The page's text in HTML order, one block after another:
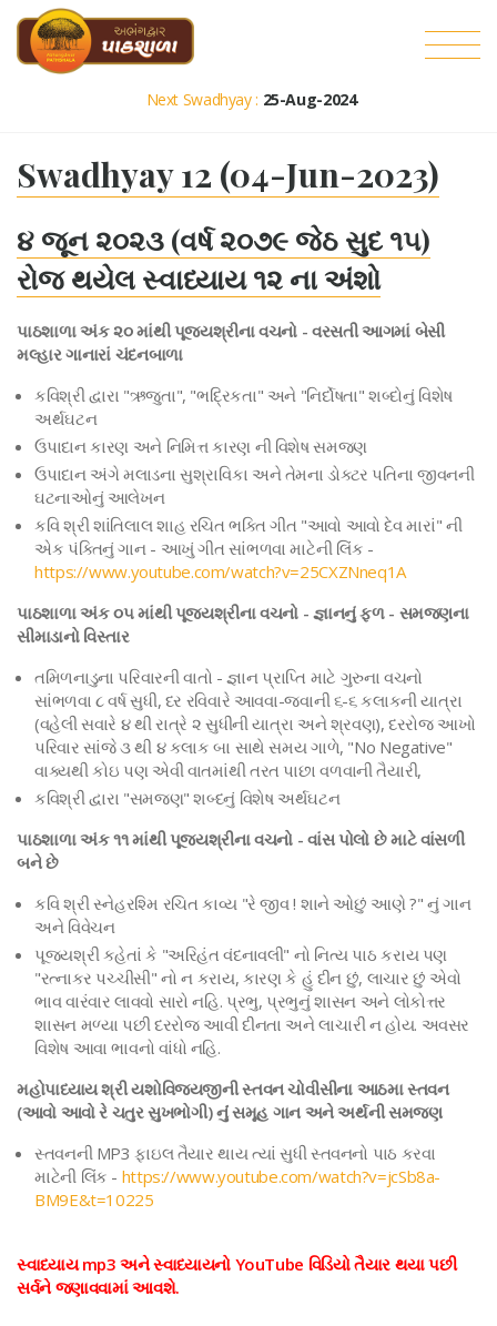
Next Swadhyay : 25-Aug-2024
Swadhyay 12 (04-Jun-2023)
૪ જૂન ૨૦૨૩ (વર્ષ ૨૦૭૯ જેઠ સુદ ૧૫)
રોજ થયેલ સ્વાધ્યાય ૧૨ ના અંશો
પાઠશાળા અંક ૨૦ માંથી પૂજ્યશ્રીના વચનો - વરસતી આગમાં બેસી
મલ્હાર ગાનારાં ચંદનબાળા
કવિશ્રી દ્વારા "ઋજુતા", "ભદ્રિકતા" અને "નિર્દોષતા" શબ્દોનું વિશેષ
અર્થઘટન
ઉપાદાન કારણ અને નિમિત્ત કારણ ની વિશેષ સમજણ
ઉપાદાન અંગે મલાડના સુશ્રાવિકા અને તેમના ડોક્ટર પતિના જીવનની
ઘટનાઓનું આલેખન
કવિ શ્રી શાંતિલાલ શાહ રચિત ભક્તિ ગીત "આવો આવો દેવ મારાં" ની
એક પંક્તિનું ગાન - આખું ગીત સાંભળવા માટેની લિંક -
https://www.youtube.com/watch?v=25CXZNneq1A
પાઠશાળા અંક ૦૫ માંથી પૂજ્યશ્રીના વચનો - જ્ઞાનનું ફળ - સમજણના
સીમાડાનો વિસ્તાર
તમિળનાડુના પરિવારની વાતો - જ્ઞાન પ્રાપ્તિ માટે ગુરુના વચનો
સાંભળવા ૮ વર્ષ સુધી, દર રવિવારે આવવા-જવાની ૬-૬ કલાકની યાત્રા
(વહેલી સવારે ૪ થી રાત્રે ૨ સુધીની યાત્રા અને શ્રવણ), દરરોજ આખો
પરિવાર સાંજે ૩ થી ૪ કલાક બા સાથે સમય ગાળે, "No Negative"
વાક્યથી કોઇ પણ એવી વાતમાંથી તરત પાછા વળવાની તૈયારી,
કવિશ્રી દ્વારા "સમજણ" શબ્દનું વિશેષ અર્થઘટન
પાઠશાળા અંક ૧૧ માંથી પૂજ્યશ્રીના વચનો - વાંસ પોલો છે માટે વાંસળી
બને છે
કવિ શ્રી સ્નેહરશ્મિ રચિત કાવ્ય "રે જીવ ! શાને ઓછું આણે ?" નું ગાન
અને વિવેચન
પૂજ્યશ્રી કહેતાં કે "અરિહંત વંદનાવલી" નો નિત્ય પાઠ કરાય પણ
"રત્નાકર પચ્ચીસી" નો ન કરાય, કારણ કે હું દીન છું, લાચાર છું એવો
ભાવ વારંવાર લાવવો સારો નહિ. પ્રભુ, પ્રભુનું શાસન અને લોકોત્તર
શાસન મળ્યા પછી દરરોજ આવી દીનતા અને લાચારી ન હોય. અવસર
વિશેષ આવા ભાવનો વાંધો નહિ.
મહોપાધ્યાય શ્રી યશોવિજયજીની સ્તવન ચોવીસીના આઠમા સ્તવન
(આવો આવો રે ચતુર સુખભોગી) નુંં સમૂહ ગાન અને અર્થની સમજણ
સ્તવનની MP3 ફાઇલ તૈયાર થાય ત્યાં સુધી સ્તવનનો પાઠ કરવા
માટેની લિંક - https://www.youtube.com/watch?v=jcSb8a-
BM9E&t=10225
સ્વાધ્યાય mp3 અને સ્વાધ્યાયનો YouTube વિડિયો તૈયાર થયા પછી
સર્વને જણાવવામાં આવશે.